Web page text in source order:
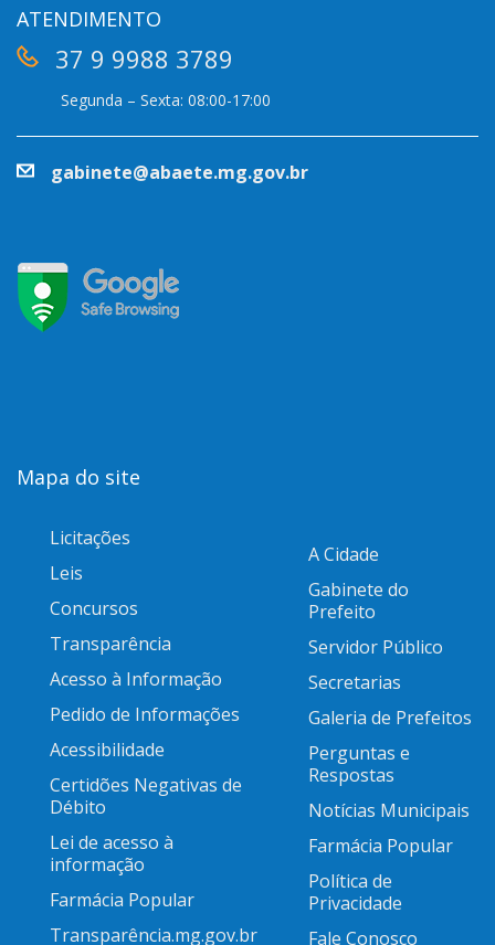
ATENDIMENTO
37 9 9988 3789
Segunda – Sexta: 08:00-17:00
gabinete@abaete.mg.gov.br
Mapa do site
Licitações
Leis
Concursos
Transparência
Acesso à Informação
Pedido de Informações
Acessibilidade
Certidões Negativas de
Débito
Lei de acesso à
informação
Farmácia Popular
Transparência.mg.gov.br
A Cidade
Gabinete do
Prefeito
Servidor Público
Secretarias
Galeria de Prefeitos
Perguntas e
Respostas
Notícias Municipais
Farmácia Popular
Política de
Privacidade
Fale Conosco